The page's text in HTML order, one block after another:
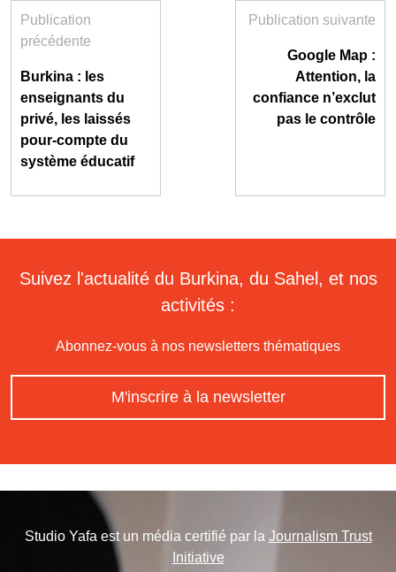
Publication
précédente
Burkina : les
enseignants du
privé, les laissés
pour-compte du
système éducatif
Publication suivante
Google Map :
Attention, la
confiance n’exclut
pas le contrôle
Suivez l'actualité du Burkina, du Sahel, et nos
activités :
Abonnez-vous à nos newsletters thématiques
M'inscrire à la newsletter
Studio Yafa est un média certifié par la Journalism Trust
Initiative